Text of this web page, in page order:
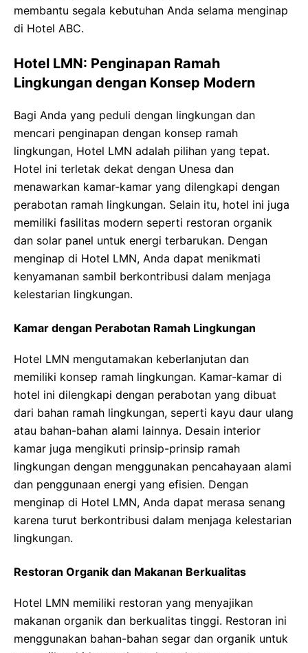
membantu segala kebutuhan Anda selama menginap
di Hotel ABC.
Hotel LMN: Penginapan Ramah
Lingkungan dengan Konsep Modern
Bagi Anda yang peduli dengan lingkungan dan
mencari penginapan dengan konsep ramah
lingkungan, Hotel LMN adalah pilihan yang tepat.
Hotel ini terletak dekat dengan Unesa dan
menawarkan kamar-kamar yang dilengkapi dengan
perabotan ramah lingkungan. Selain itu, hotel ini juga
memiliki fasilitas modern seperti restoran organik
dan solar panel untuk energi terbarukan. Dengan
menginap di Hotel LMN, Anda dapat menikmati
kenyamanan sambil berkontribusi dalam menjaga
kelestarian lingkungan.
Kamar dengan Perabotan Ramah Lingkungan
Hotel LMN mengutamakan keberlanjutan dan
memiliki konsep ramah lingkungan. Kamar-kamar di
hotel ini dilengkapi dengan perabotan yang dibuat
dari bahan ramah lingkungan, seperti kayu daur ulang
atau bahan-bahan alami lainnya. Desain interior
kamar juga mengikuti prinsip-prinsip ramah
lingkungan dengan menggunakan pencahayaan alami
dan penggunaan energi yang efisien. Dengan
menginap di Hotel LMN, Anda dapat merasa senang
karena turut berkontribusi dalam menjaga kelestarian
lingkungan.
Restoran Organik dan Makanan Berkualitas
Hotel LMN memiliki restoran yang menyajikan
makanan organik dan berkualitas tinggi. Restoran ini
menggunakan bahan-bahan segar dan organik untuk